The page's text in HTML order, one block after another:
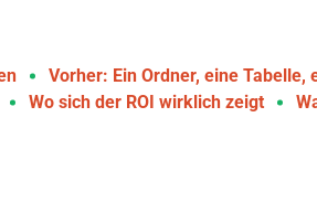
Vorher: Ein Ordner, eine Tabelle,
Wo sich der ROI wirklich zeigt